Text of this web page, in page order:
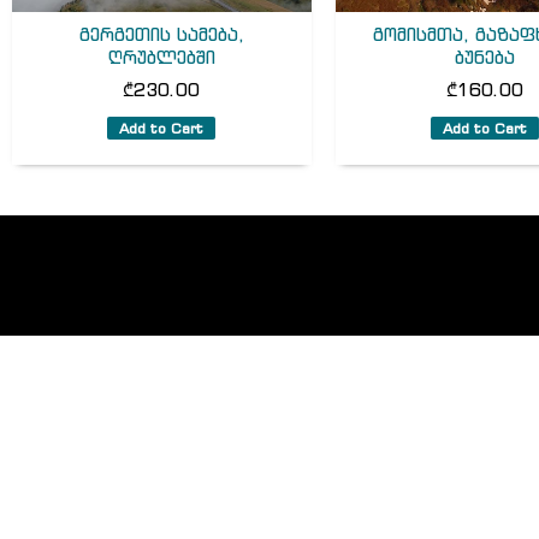
გერგეთის სამება,
ღრუბლებში
₾230.00
Add to Cart
გომისმთა,
ბუნება
₾160.00
Add to Cart